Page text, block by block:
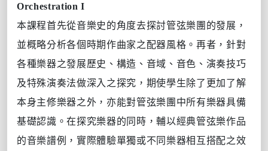
Orchestration I
本課程首先從音樂史的角度去探討管弦樂團的發展，
並概略分析各個時期作曲家之配器風格。再者，針對
各種樂器之發展歷史、構造、音域、音色、演奏技巧
及特殊演奏法做深入之探究 ，期使學生除了更加了解
本身主修樂器之外，亦能對管弦樂團中所有樂器具備
基礎認識。在探究樂器的同時，輔以經典管弦樂作品
的音樂譜例，實際體驗單獨或不同樂器相互搭配之效